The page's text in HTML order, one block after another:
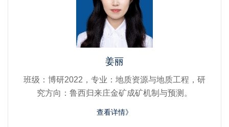
姜丽
班级：博研2022，专业：地质资源与地质工程，研
究方向：鲁西归来庄金矿成矿机制与预测。
查看详情》